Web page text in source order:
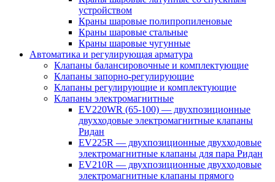
устройством
Краны шаровые полипропиленовые
Краны шаровые стальные
Краны шаровые чугунные
Автоматика и регулирующая арматура
Клапаны балансировочные и комплектующие
Клапаны запорно-регулирующие
Клапаны регулирующие и комплектующие
Клапаны электромагнитные
EV220WR (65-100) — двухпозиционные
двухходовые электромагнитные клапаны
Ридан
EV225R — двухпозиционные двухходовые
электромагнитные клапаны для пара Ридан
EV210R — двухпозиционные двухходовые
электромагнитные клапаны прямого